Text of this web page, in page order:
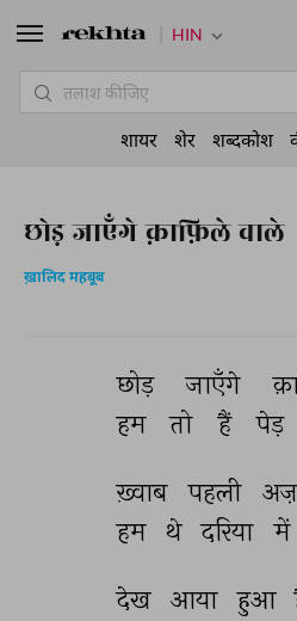
छोड़ जाएँगे क़ाफ़िले वाले
ख़ालिद महबूब
छोड़ जाएँगे
हम
तो हैं पेड़
ख़्वाब पहली
हम थे दरिया में
देख आया हुआ
HIN
शायर शेर शब्दकोश